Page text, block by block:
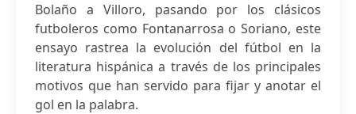
Bolaño a Villoro, pasando por los clásicos
futboleros como Fontanarrosa o Soriano, este
ensayo rastrea la evolución del fútbol en la
literatura hispánica a través de los principales
motivos que han servido para fijar y anotar el
gol en la palabra.